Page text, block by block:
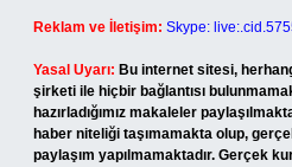
Reklam ve İletişim: Skype:
Yasal Uyarı: Bu internet sitesi,
şirketi ile hiçbir bağlantısı
hazırladığımız makaleler
haber niteliği taşımamakta olup,
paylaşım yapılmamaktadır. Gerçek